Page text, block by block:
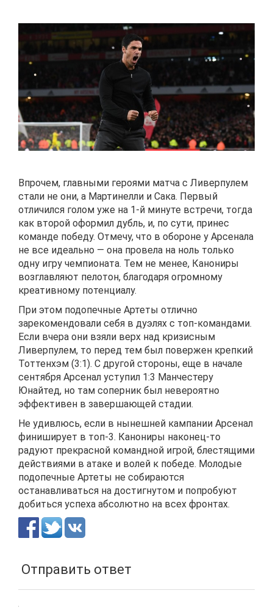
Впрочем, главными героями матча с Ливерпулем
стали не они, а Мартинелли и Сака. Первый
отличился голом уже на 1-й минуте встречи, тогда
как второй оформил дубль, и, по сути, принес
команде победу. Отмечу, что в обороне у Арсенала
не все идеально — она провела на ноль только
одну игру чемпионата. Тем не менее, Канониры
возглавляют пелотон, благодаря огромному
креативному потенциалу.
При этом подопечные Артеты отлично
зарекомендовали себя в дуэлях с топ-командами.
Если вчера они взяли верх над кризисным
Ливерпулем, то перед тем был повержен крепкий
Тоттенхэм (3:1). С другой стороны, еще в начале
сентября Арсенал уступил 1:3 Манчестеру
Юнайтед, но там соперник был невероятно
эффективен в завершающей стадии.
Не удивлюсь, если в нынешней кампании Арсенал
финиширует в топ-3. Канониры наконец-то
радуют прекрасной командной игрой, блестящими
действиями в атаке и волей к победе. Молодые
подопечные Артеты не собираются
останавливаться на достигнутом и попробуют
добиться успеха абсолютно на всех фронтах.
Отправить ответ